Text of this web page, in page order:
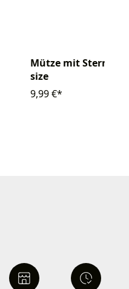
Mütze mit Stern rot
size
9,99 €*